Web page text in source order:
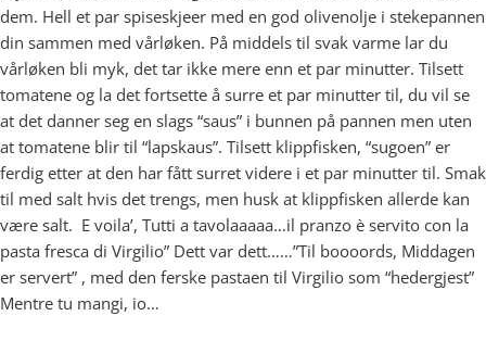
dem. Hell et par spiseskjeer med en god olivenolje i stekepannen
din sammen med vårløken. På middels til svak varme lar du
vårløken bli myk, det tar ikke mere enn et par minutter. Tilsett
tomatene og la det fortsette å surre et par minutter til, du vil se
at det danner seg en slags “saus” i bunnen på pannen men uten
at tomatene blir til “lapskaus”. Tilsett klippfisken, “sugoen” er
ferdig etter at den har fått surret videre i et par minutter til. Smak
til med salt hvis det trengs, men husk at klippfisken allerde kan
være salt. E voila’, Tutti a tavolaaaaa…il pranzo è servito con la
pasta fresca di Virgilio” Dett var dett……”Til boooords, Middagen
er servert” , med den ferske pastaen til Virgilio som “hedergjest”
Mentre tu mangi, io…